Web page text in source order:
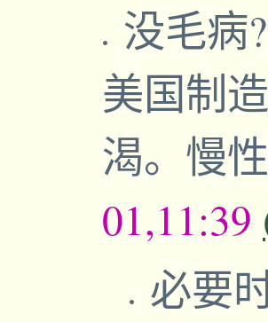
没毛病
美国制
渴。慢
01,11:39
必要